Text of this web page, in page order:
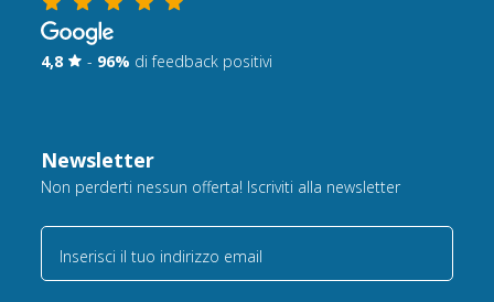
4,8 - 96% di feedback positivi
Newsletter
Non perderti nessun offerta! Iscriviti alla newsletter
Inserisci il tuo indirizzo email